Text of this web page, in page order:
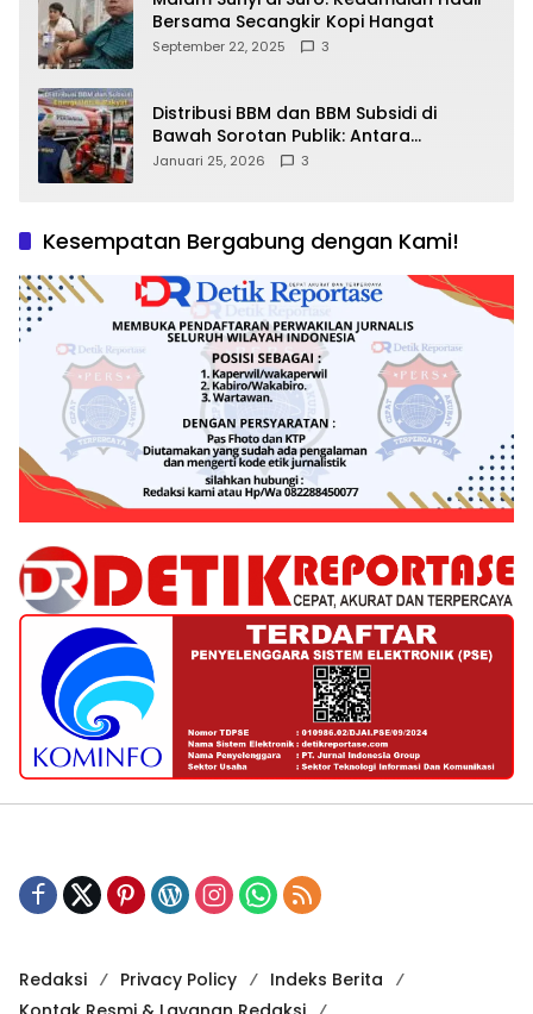
Bersama Secangkir Kopi Hangat
September 22, 2025 3
Distribusi BBM dan BBM Subsidi di
Bawah Sorotan Publik: Antara
Kepentingan Negara, Hak Konsumen,
Januari 25, 2026 3
Kesempatan Bergabung dengan Kami!
Redaksi Privacy Policy
Indeks Berita